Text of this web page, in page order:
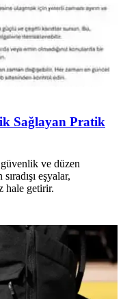
Sağlayan Pratik
ve düzen
eşyalar,
hale getirir.